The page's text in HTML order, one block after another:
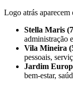
Logo atrás aparecem
Stella Maris
administração
Vila Mineira
pessoais,
Jardim
bem-estar,